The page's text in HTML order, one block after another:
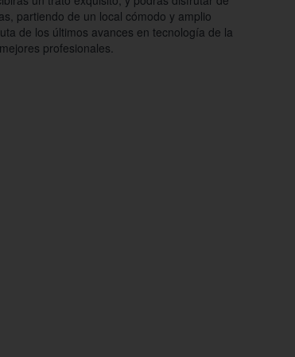
partiendo de un local cómodo y amplio
de los últimos avances en tecnología de la
profesionales.